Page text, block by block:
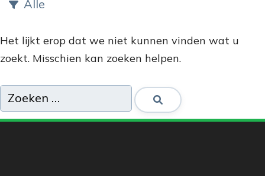
Alle
Het lijkt erop dat we niet kunnen vinden wat u
zoekt. Misschien kan zoeken helpen.